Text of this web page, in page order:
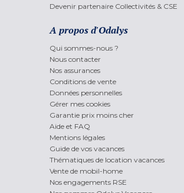
Devenir partenaire Collectivités & CSE
A propos d'Odalys
Qui sommes-nous ?
Nous contacter
Nos assurances
Conditions de vente
Données personnelles
Gérer mes cookies
Garantie prix moins cher
Aide et FAQ
Mentions légales
Guide de vos vacances
Thématiques de location vacances
Vente de mobil-home
Nos engagements RSE